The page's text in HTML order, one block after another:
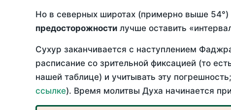
Но в северных широтах (примерно выше
предосторожности лучше оставить
Сухур заканчивается с наступлением
расписание со зрительной фиксацией (то
нашей таблице) и учитывать эту
ссылке). Время молитвы Духа начинается